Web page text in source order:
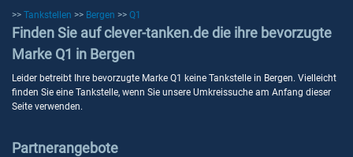
>> Tankstellen >> Bergen >> Q1
Finden Sie auf clever-tanken.de die ihre bevorzugte
Marke Q1 in Bergen
Leider betreibt Ihre bevorzugte Marke Q1 keine Tankstelle in Bergen. Vielleicht
finden Sie eine Tankstelle, wenn Sie unsere Umkreissuche am Anfang dieser
Seite verwenden.
Partnerangebote